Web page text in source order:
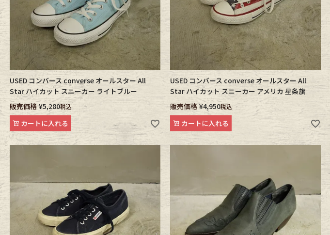
USED コンバース converse オールスター All
Star ハイカット スニーカー ライトブルー
販売価格 ¥5,280税込
カートに入れる
USED コンバース converse オールスター All
Star ハイカット スニーカー アメリカ 星条旗
販売価格 ¥4,950税込
カートに入れる